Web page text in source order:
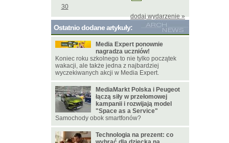
30
dodaj wydarzenie »
Ostatnio dodane artykuły:
Media Expert ponownie
nagradza uczniów!
Koniec roku szkolnego to nie tylko początek
wakacji, ale także jedna z najbardziej
wyczekiwanych akcji w Media Expert.
MediaMarkt Polska i Peugeot
łączą siły w przełomowej
kampanii i rozwijają model
"Space as a Service"
Samochody obok smartfonów?
Technologia na prezent: co